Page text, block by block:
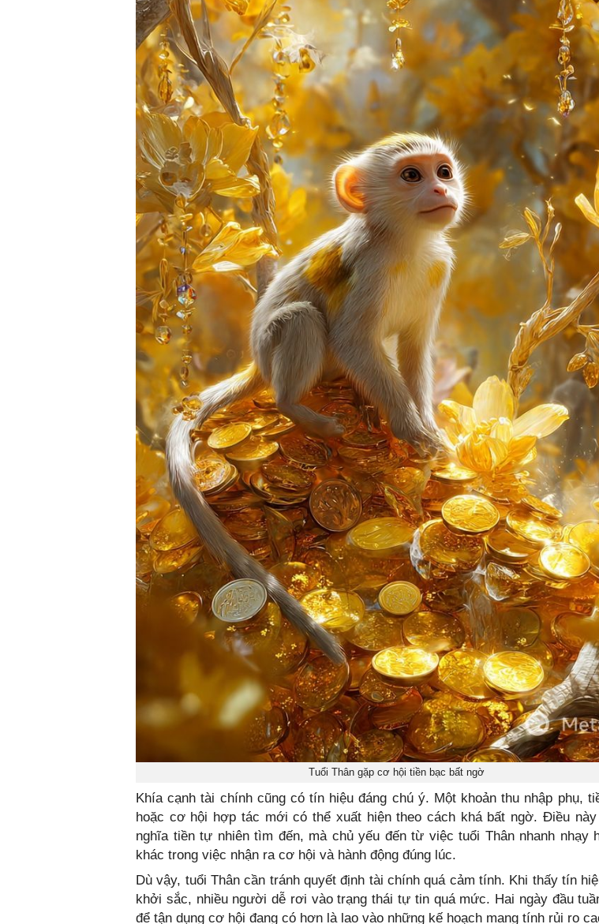
Tuổi Thân gặp cơ hội tiền bạc bất ngờ
Khía cạnh tài chính cũng có tín hiệu đáng chú ý. Một khoản thu nhập phụ,
hoặc cơ hội hợp tác mới có thể xuất hiện theo cách khá bất ngờ. Điều này
nghĩa tiền tự nhiên tìm đến, mà chủ yếu đến từ việc tuổi Thân nhanh nhạy
khác trong việc nhận ra cơ hội và hành động đúng lúc.
Dù vậy, tuổi Thân cần tránh quyết định tài chính quá cảm tính. Khi thấy tín
khởi sắc, nhiều người dễ rơi vào trạng thái tự tin quá mức. Hai ngày đầu
để tận dụng cơ hội đang có hơn là lao vào những kế hoạch mang tính rủi ro